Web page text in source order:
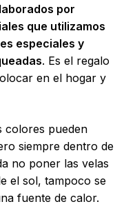
en el carrito.
por
que utilizamos
especiales y
. Es el regalo
en el hogar y
colores pueden
siempre dentro de
no poner las velas
el sol, tampoco se
fuente de calor.